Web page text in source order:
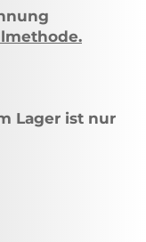
.
Lager ist nur